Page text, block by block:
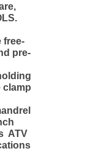
free-
pre-
clamp
ATV